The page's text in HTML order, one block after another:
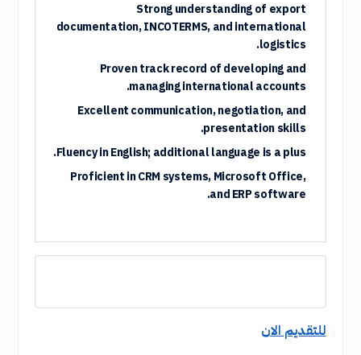
Strong understanding of export
documentation, INCOTERMS, and international
logistics.
Proven track record of developing and
managing international accounts.
Excellent communication, negotiation, and
presentation skills.
Fluency in English; additional language is a plus.
Proficient in CRM systems, Microsoft Office,
and ERP software.
للتقديم الان